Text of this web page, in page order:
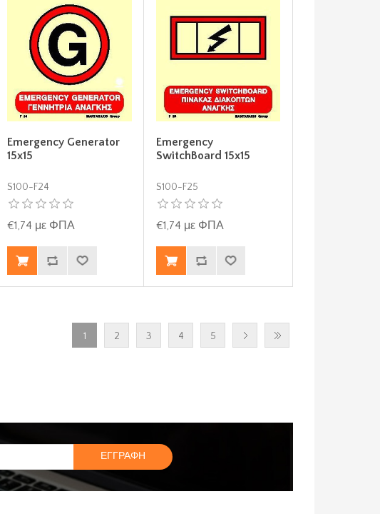
Emergency Generator
15x15
S100-F24
€1,74 με ΦΠΑ
Emergency
SwitchBoard 15x15
S100-F25
€1,74 με ΦΠΑ
1 2 3 4 5